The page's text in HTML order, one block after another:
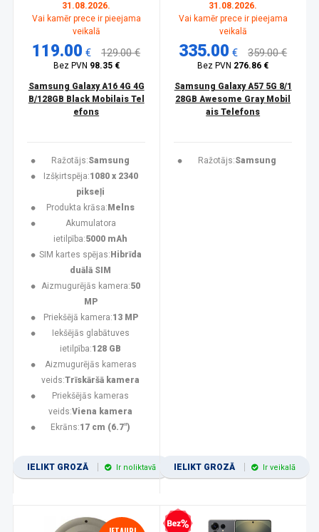
31.08.2026.
Vai kamēr prece ir pieejama
veikalā
119.00 € 129.00 €
Bez PVN 98.35 €
Samsung Galaxy A16 4G 4G
B/128GB Black Mobilais Tel
efons
Ražotājs:Samsung
Izšķirtspēja:1080 x 2340
pikseļi
Produkta krāsa: Melns
Akumulatora
ietilpība:5000 mAh
SIM kartes spējas: Hibrīda
duālā SIM
Aizmugurējās kamera:50
MP
Priekšējā kamera:13 MP
Iekšējās glabātuves
ietilpība:128 GB
Aizmugurējās kameras
veids:Trīskāršā kamera
Priekšējās kameras
veids:Viena kamera
Ekrāns:17 cm (6.7")
IELIKT GROZĀ Ir noliktavā
31.08.2026.
Vai kamēr prece ir pieejama
veikalā
335.00 € 359.00 €
Bez PVN 276.86 €
Samsung Galaxy A57 5G 8/1
28GB Awesome Gray Mobil
ais Telefons
Ražotājs:Samsung
IELIKT GROZĀ Ir veikalā
Bezprocentu kredīts